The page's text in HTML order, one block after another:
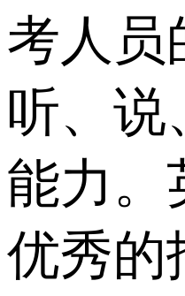
考人员
听、说
能力。
优秀的